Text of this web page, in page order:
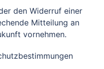
den Widerruf einer
Mitteilung an
vornehmen.